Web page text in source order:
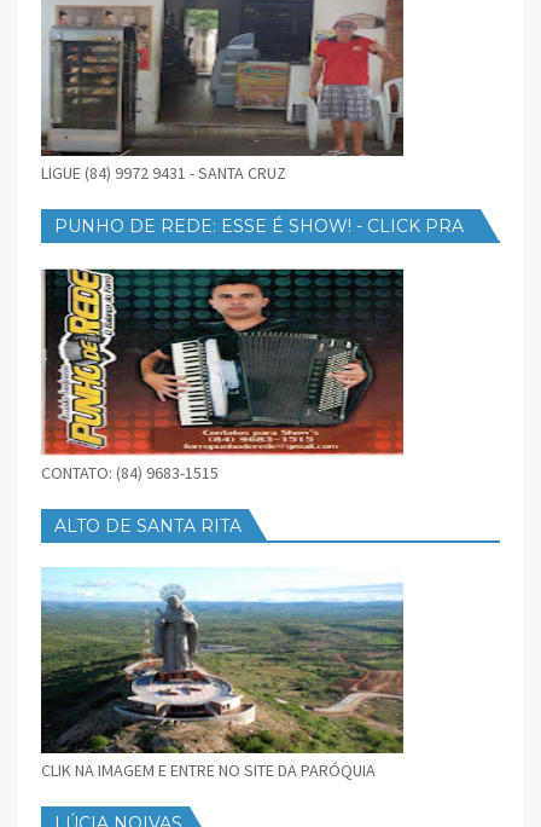
LIGUE (84) 9972 9431 - SANTA CRUZ
PUNHO DE REDE: ESSE É SHOW! - CLICK PRA
CONTATO: (84) 9683-1515
ALTO DE SANTA RITA
CLIK NA IMAGEM E ENTRE NO SITE DA PARÓQUIA